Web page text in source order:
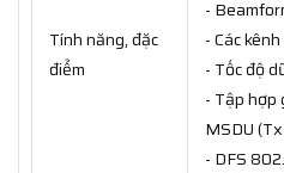
Tính năng, đặc
điểm
-
- Các
- Tốc độ
- Tập hợp
MSDU
- DFS